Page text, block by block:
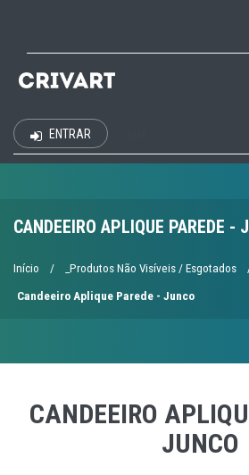
ENTRAR
CANDEEIRO APLIQUE PAREDE -
Início / _Produtos Não Visíveis / Esgotados
Candeeiro Aplique Parede - Junco
CANDEEIRO
JUNCO